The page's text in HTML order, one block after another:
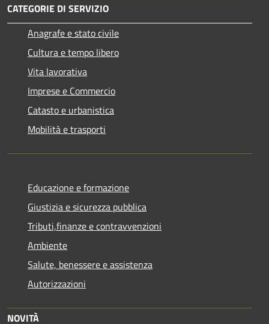
CATEGORIE DI SERVIZIO
Anagrafe e stato civile
Cultura e tempo libero
Vita lavorativa
Imprese e Commercio
Catasto e urbanistica
Mobilità e trasporti
Educazione e formazione
Giustizia e sicurezza pubblica
Tributi,finanze e contravvenzioni
Ambiente
Salute, benessere e assistenza
Autorizzazioni
NOVITÀ